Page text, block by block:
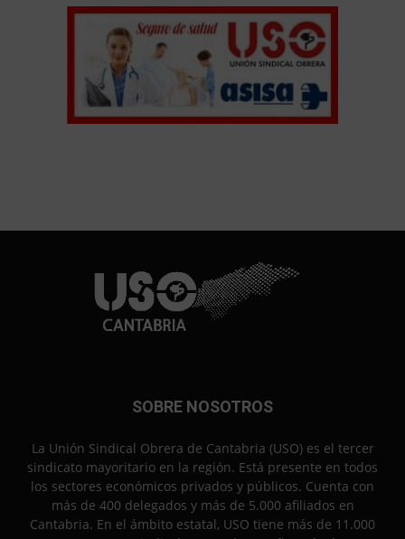
SOBRE NOSOTROS
La Unión Sindical Obrera de Cantabria (USO) es el tercer
sindicato mayoritario en la región. Está presente en todos
los sectores económicos privados y públicos. Cuenta con
más de 400 delegados y más de 5.000 afiliados en
Cantabria. En el ámbito estatal, USO tiene más de 11.000